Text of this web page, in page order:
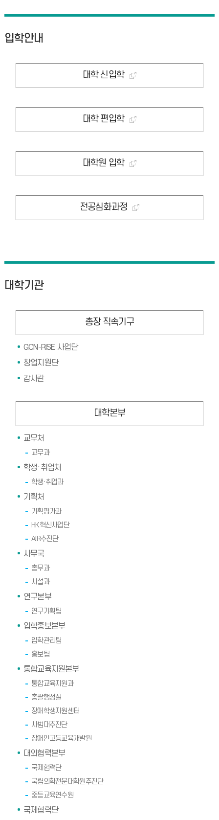
입학안내
대학 신입학
대학 편입학
대학원 입학
전공심화과정
대학기관
총장 직속기구
GCN-RISE 사업단
창업지원단
감사관
대학본부
교무처
교무과
학생·취업처
학생·취업과
기획처
기획평가과
HK혁신사업단
AIR추진단
사무국
총무과
시설과
연구본부
연구기획팀
입학홍보본부
입학관리팀
홍보팀
통합교육지원본부
통합교육지원과
총괄행정실
장애학생지원센터
사범대추진단
장애인고등교육개발원
대외협력본부
국제협력단
국립의학전문대학원추진단
중등교육연수원
국제협력단